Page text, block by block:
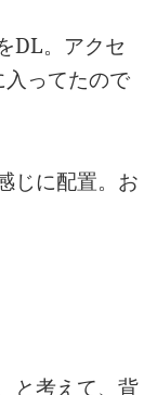
DL。アクセ
ってたので
じに配置。お
と考えて、背